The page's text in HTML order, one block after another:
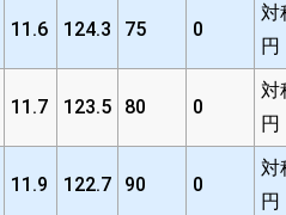
11.6 124.3 75 0
対
円
11.7 123.5 80 0
対
円
11.9 122.7 90 0
対
円